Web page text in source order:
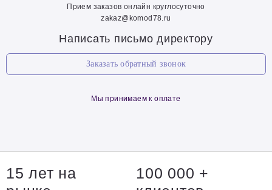
Прием заказов онлайн круглосуточно
zakaz@komod78.ru
Написать письмо директору
Заказать обратный звонок
Мы принимаем к оплате
15 лет на
100 000 +